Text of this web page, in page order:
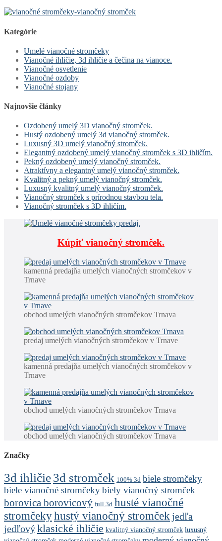
Kategórie
Umelé vianočné stromčeky
Vianočné ihličie, 3d ihličie a čečina na vianoce.
Vianočné osvetlenie
Vianočné ozdoby
Vianočné stojany
Najnovšie články
Ozdobený umelý 3D vianočný stromček.
Hustý ozdobený umelý 3d vianočný stromček.
Luxusný 3D umelý vianočný stromček.
Elegantný ozdobený umelý vianočný stromček s 3D ihličím.
Pekný ozdobený umelý vianočný stromček.
Atraktívny a elegantný umelý vianočný stromček.
Kvalitný a pekný umelý vianočný stromček.
Luxusný kvalitný umelý vianočný stromček.
Vianočný stromček s prírodnou stavbou tela.
Vianočný stromček s 3D ihličím.
Kúpiť vianočný stromček.
kamenná predajňa umelých vianočných stromčekov v
Trnave
obchod umelých vianočných stromčekov Trnava
predaj umelých vianočných stromčekov v Trnave
kamenná predajňa umelých vianočných stromčekov v
Trnave
obchod umelých vianočných stromčekov Trnava
obchod umelých vianočných stromčekov Trnava
Značky
3d ihličie3d stromček 100% 3d biele stromčeky
biele vianočné stromčekybiely vianočný stromček
borovica borovicový full 3d husté vianočné
stromčekyhustý vianočný stromčekjedľa
jedľovýklasické ihličie kvalitný vianočný stromček luxusný